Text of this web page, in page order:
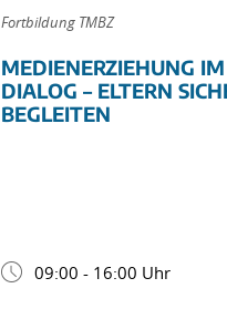
Fortbildung TMBZ
MEDIENERZIEHUNG IM
DIALOG – ELTERN
BEGLEITEN
09:00 - 16:00 Uhr